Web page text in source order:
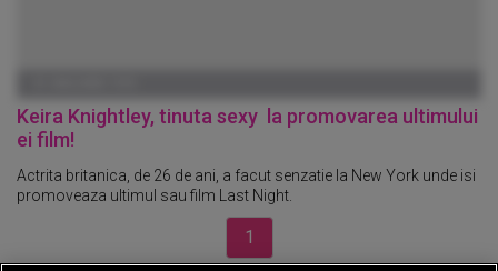
Keira Knightley, tinuta sexy la promovarea ultimului
ei film!
Actrita britanica, de 26 de ani, a facut senzatie la New York unde isi
promoveaza ultimul sau film Last Night.
1